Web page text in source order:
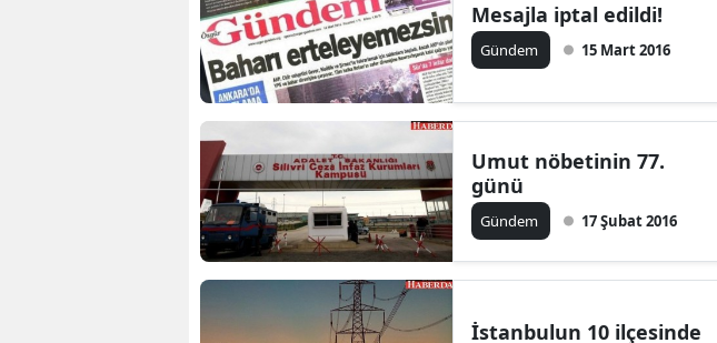
Mesajla iptal edildi!
Gündem 15 Mart 2016
Umut nöbetinin 77.
günü
Gündem 17 Şubat 2016
İstanbulun 10 ilçesinde